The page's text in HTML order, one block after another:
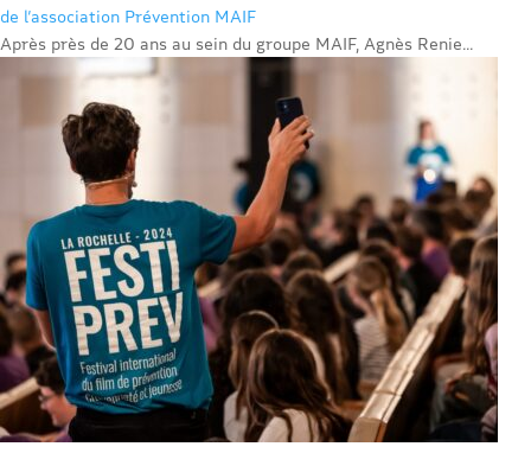
de l’association Prévention MAIF
Après près de 20 ans au sein du groupe MAIF, Agnès Renie...